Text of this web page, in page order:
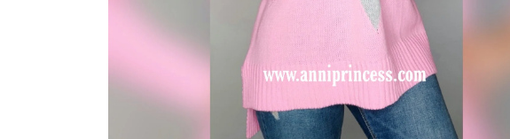
DEVOLUCIONES
SOBRE NOSOTROS